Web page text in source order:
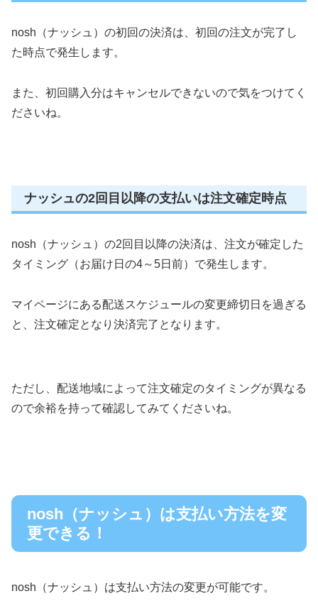
nosh（ナッシュ）の初回の決済は、初回の注文が完了し
た時点で発生します。
また、初回購入分はキャンセルできないので気をつけてく
ださいね。
ナッシュの2回目以降の支払いは注文確定時点
nosh（ナッシュ）の2回目以降の決済は、注文が確定した
タイミング（お届け日の4～5日前）で発生します。
マイページにある配送スケジュールの変更締切日を過ぎる
と、注文確定となり決済完了となります。
ただし、配送地域によって注文確定のタイミングが異なる
ので余裕を持って確認してみてくださいね。
nosh（ナッシュ）は支払い方法を変
更できる！
nosh（ナッシュ）は支払い方法の変更が可能です。